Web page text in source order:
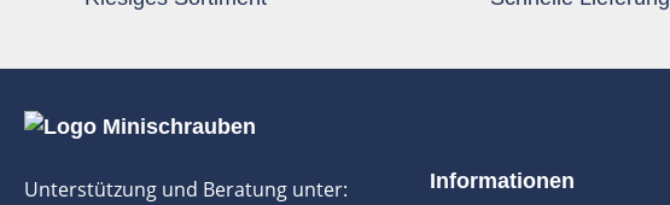
Unterstützung und Beratung unter: Informationen